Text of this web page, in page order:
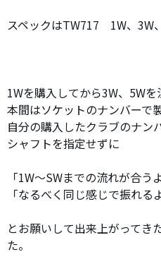
スペックはTW717 1W、3W
1Wを購入してから3W、5W
本間はソケットのナンバーで
自分の購入したクラブのナン
シャフトを指定せずに
「1W〜SWまでの流れが合う
「なるべく同じ感じで振れる
とお願いして出来上がってき
た。